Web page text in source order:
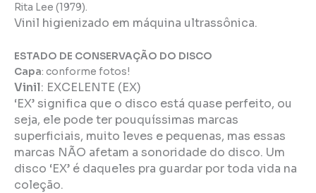
Rita Lee (1979).
Vinil higienizado em máquina ultrassônica.
ESTADO DE CONSERVAÇÃO DO DISCO
Capa: conforme fotos!
Vinil: EXCELENTE (EX)
‘EX’ significa que o disco está quase perfeito, ou
seja, ele pode ter pouquíssimas marcas
superficiais, muito leves e pequenas, mas essas
marcas NÃO afetam a sonoridade do disco. Um
disco ‘EX’ é daqueles pra guardar por toda vida na
coleção.